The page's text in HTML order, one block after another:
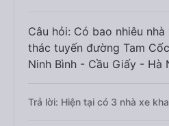
Câu hỏi: Có bao nhiêu
thác tuyến đường Tam
Ninh Bình - Cầu Giấy - Hà
Trả lời: Hiện tại có 3 nhà xe